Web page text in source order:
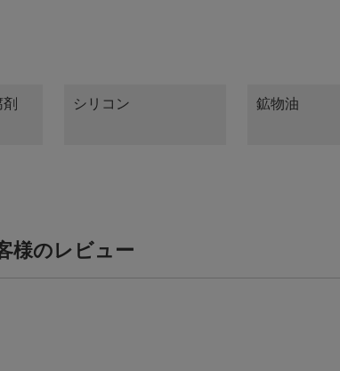
シリコン 鉱物油
様のレビュー